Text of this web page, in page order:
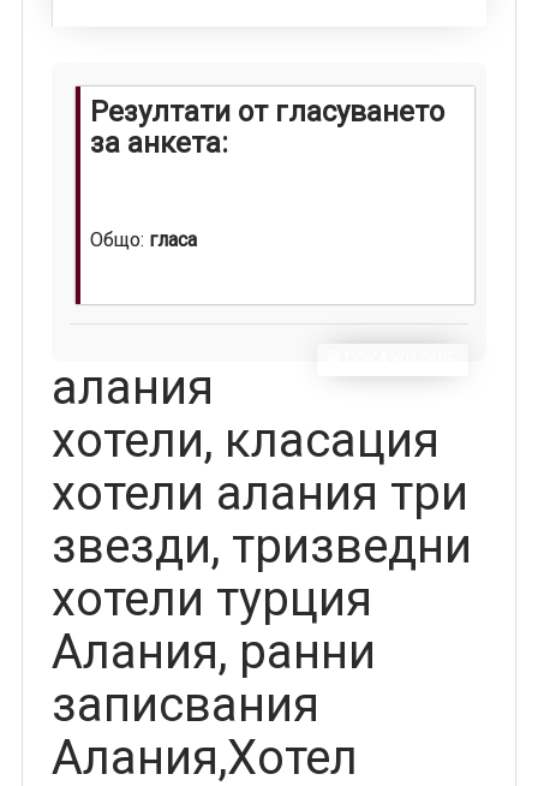
Резултати от гласуването
за анкета:
Общо: гласа
алания
хотели, класация
хотели алания три
звезди, тризведни
хотели турция
Алания, ранни
записвания
Алания,Хотел